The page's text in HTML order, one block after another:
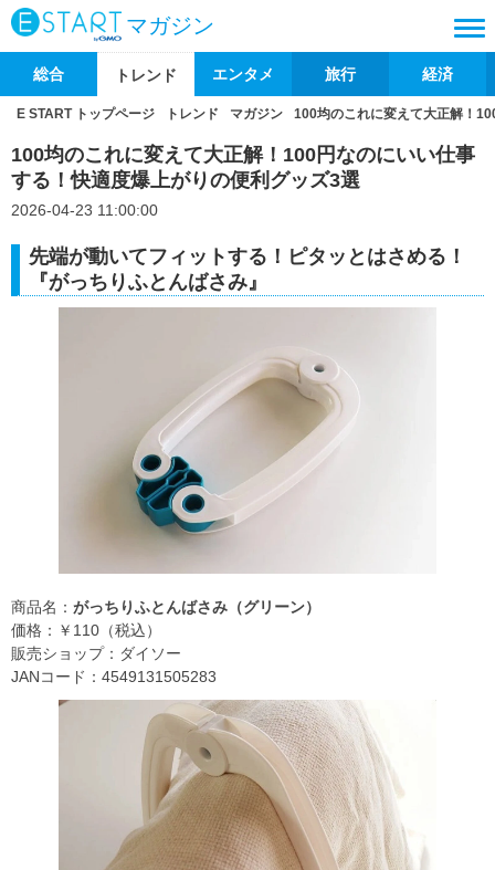
マガジン
総合 トレンド エンタメ 旅行 経済
E START トップページ トレンド マガジン 100均のこれに変えて大正解！
100均のこれに変えて大正解！100円なのにいい仕事
する！快適度爆上がりの便利グッズ3選
2026-04-23 11:00:00
先端が動いてフィットする！ピタッとはさめる！
『がっちりふとんばさみ』
商品名： がっちりふとんばさみ（グリーン）
価格：￥110（税込）
販売ショップ：ダイソー
JANコード：4549131505283